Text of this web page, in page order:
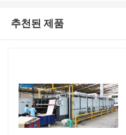
추천된 제품